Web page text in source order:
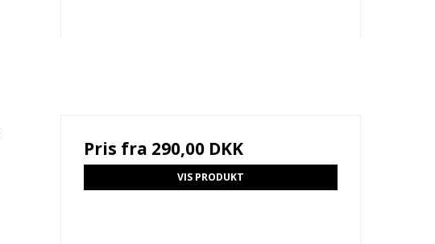
Pris fra 290,00 DKK
VIS PRODUKT